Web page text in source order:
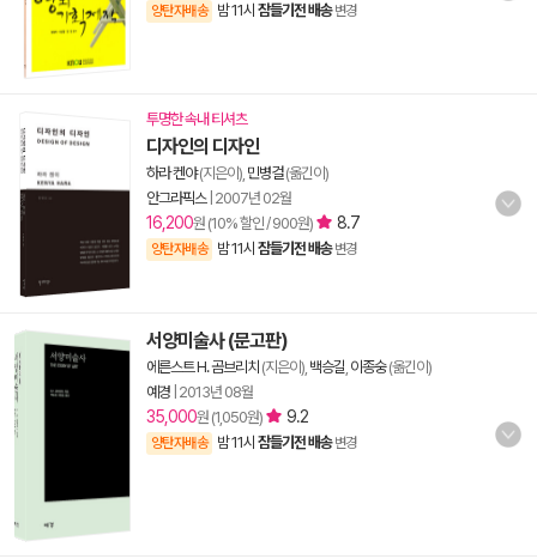
양탄자배송 밤 11시 잠들기전 배송 변경
투명한 속내 티셔츠
디자인의 디자인
하라 켄야(지은이), 민병걸(옮긴이)
안그라픽스| 2007년 02월
16,200원 (10% 할인 / 900원) 8.7
양탄자배송 밤 11시 잠들기전 배송 변경
서양미술사 (문고판)
에른스트 H. 곰브리치 (지은이), 백승길 이종숭(옮긴이)
예경 2013년 08월
35,000원 (1,050원) 9.2
양탄자배송 밤 11시 잠들기전 배송 변경